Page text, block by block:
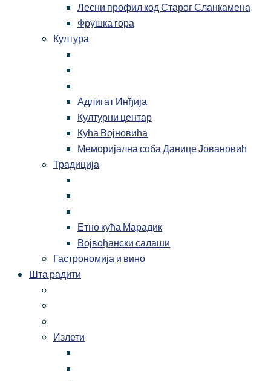
Лесни профил код Старог Сланкамена
Фрушка гора
Култура
Адлигат Инђија
Културни центар
Кућа Војновића
Меморијална соба Данице Јовановић
Традиција
Етно кућа Марадик
Војвођански салаши
Гастрономија и вино
Шта радити
Излети